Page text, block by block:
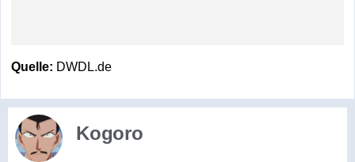
Quelle: DWDL.de
Kogoro